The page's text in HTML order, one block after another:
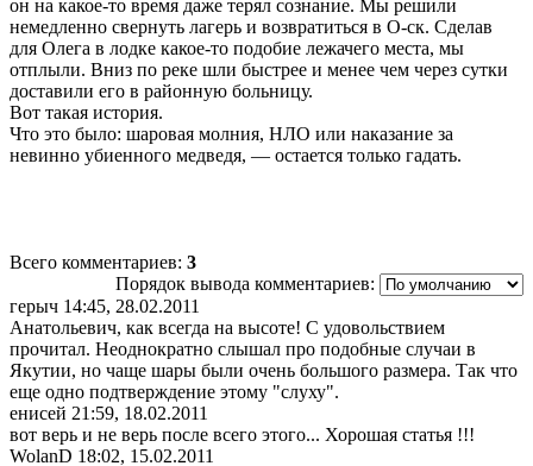
он на какое-то время даже терял сознание. Мы решили
немедленно свернуть лагерь и возвратиться в О-ск. Сделав
для Олега в лодке какое-то подобие лежачего места, мы
отплыли. Вниз по реке шли быстрее и менее чем через сутки
доставили его в районную больницу.
Вот такая история.
Что это было: шаровая молния, НЛО или наказание за
невинно убиенного медведя, — остается только гадать.
Всего комментариев: 3
Порядок вывода комментариев:
герыч 14:45, 28.02.2011
Анатольевич, как всегда на высоте! С удовольствием
прочитал. Неоднократно слышал про подобные случаи в
Якутии, но чаще шары были очень большого размера. Так что
еще одно подтверждение этому "слуху".
енисей 21:59, 18.02.2011
вот верь и не верь после всего этого... Хорошая статья !!!
WolanD 18:02, 15.02.2011